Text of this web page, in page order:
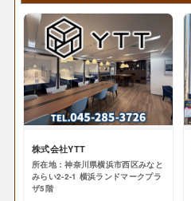
株式会社YTT
所在地：神奈川県横浜市西区みなと
みらい2-2-1 横浜ランドマークプラ
ザ5階